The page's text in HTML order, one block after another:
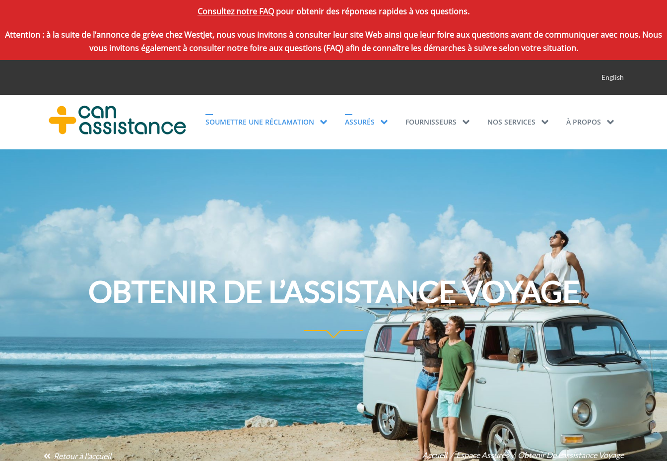
Consultez notre FAQpour obtenir des réponses rapides à vos questions.
Attention : à la suite de l’annonce de grève chez WestJet, nous vous invitons à consulter leur site Web ainsi que leur foire aux questions avant de communiquer avec nous. Nous
vous invitons également à consulter notre foire aux questions (FAQ) afin de connaître les démarches à suivre selon votre situation.
English
SOUMETTRE UNE RÉCLAMATION ASSURÉS FOURNISSEURS NOS SERVICES À PROPOS
OBTENIR DE L’ASSISTANCE VOYAGE
Retour à l'accueil Accueil Espace Assurés Obtenir De L’assistance Voyage